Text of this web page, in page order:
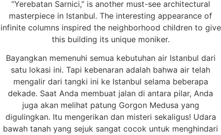
“Yerebatan Sarnici,” is another must-see architectural
masterpiece in Istanbul. The interesting appearance of
infinite columns inspired the neighborhood children to give
this building its unique moniker.
Bayangkan memenuhi semua kebutuhan air Istanbul dari
satu lokasi ini. Tapi kebenaran adalah bahwa air telah
mengalir dari tangki ini ke Istanbul selama beberapa
dekade. Saat Anda membuat jalan di antara pilar, Anda
juga akan melihat patung Gorgon Medusa yang
digulingkan. Itu mengerikan dan misteri sekaligus! Udara
bawah tanah yang sejuk sangat cocok untuk menghindari